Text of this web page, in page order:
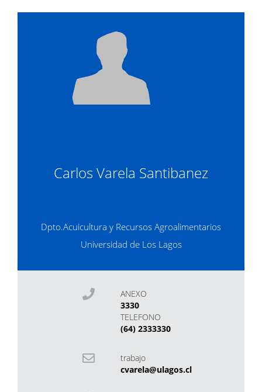
Carlos Varela Santibanez
Dpto.Acuicultura y Recursos Agroalimentarios
Universidad de Los Lagos
ANEXO
3330
TELEFONO
(64) 2333330
trabajo
cvarela@ulagos.cl